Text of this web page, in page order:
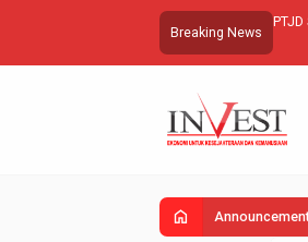
Breaking News
home